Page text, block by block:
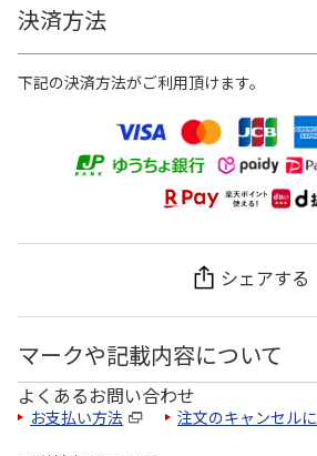
決済方法
下記の決済方法がご利用頂けます。
シェアする
マークや記載内容について
よくあるお問い合わせ
お支払い方法 注文のキャンセル